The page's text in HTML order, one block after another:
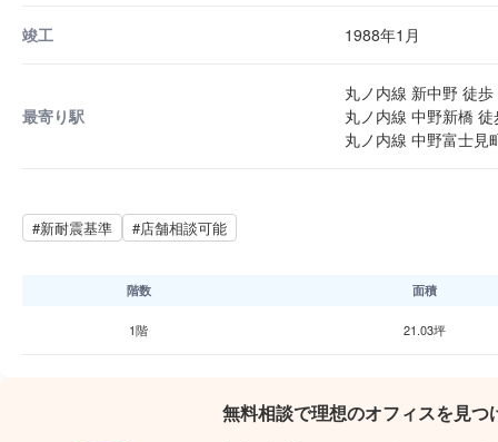
竣工 1988年1月
最寄り駅
丸ノ内線 新中野 徒
丸ノ内線 中野新橋
丸ノ内線 中野富士見
#新耐震基準 #店舗相談可能
階数 面積
1階 21.03坪
無料相談で理想のオフィスを見つ